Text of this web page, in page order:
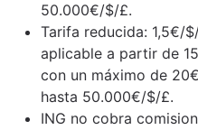
50.000€/$/£.
Tarifa reducida: 1,5€/
aplicable a partir de
con un máximo de
hasta 50.000€/$/£.
ING no cobra